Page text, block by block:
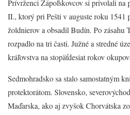
Prívrženci Zápoľskovcov si privolali na
II., ktorý pri Pešti v auguste roku 1541
žoldnierov a obsadil Budín. Po zásahu
rozpadlo na tri časti. Južné a stredné
kráľovstva na stopäťdesiat rokov
Sedmohradsko sa stalo samostatným
protektorátom. Slovensko,
Maďarska, ako aj zvyšok Chorvátska